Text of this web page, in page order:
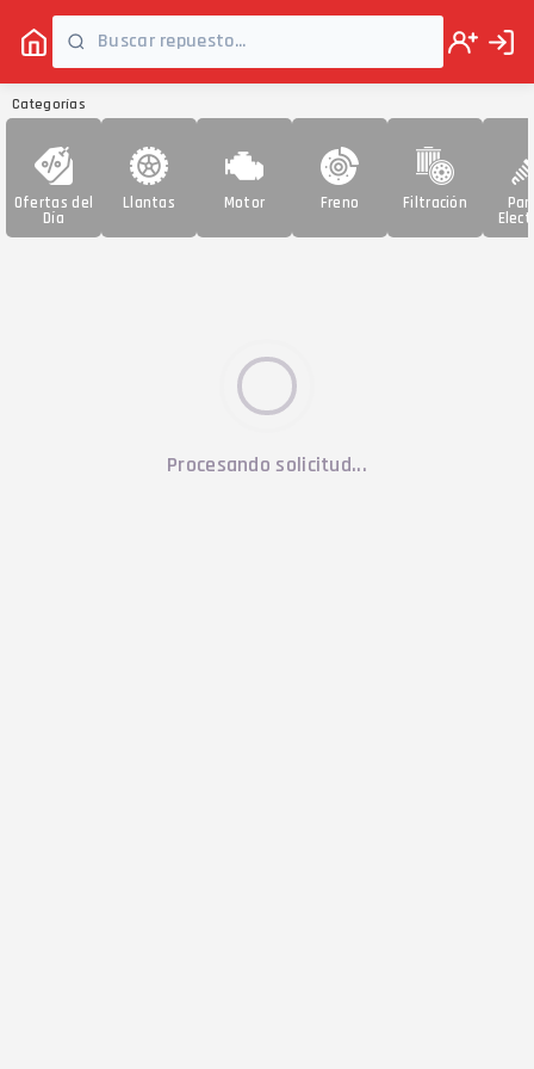
Categorías
Ofertas del
Día
Llantas Motor Freno Filtración
Procesando solicitud...